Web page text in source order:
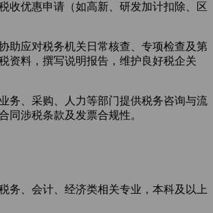
收优惠申请（如高新、研发加计扣除、区
助应对税务机关日常核查、专项检查及第
资料，撰写说明报告，维护良好税企关
务、采购、人力等部门提供税务咨询与流
同涉税条款及发票合规性。
务、会计、经济类相关专业，本科及以上